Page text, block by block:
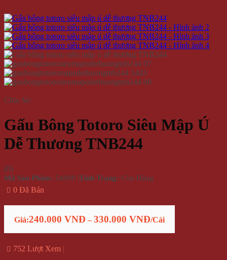
Chia Sẻ:
Gấu Bông Totoro Siêu Mập Ú
Dễ Thương TNB244
(0)
Mã Sản Phẩm: 54898 |Tình Trạng: Còn Hàng
0 Đã Bán
Giá:240.000 VNĐ – 330.000 VNĐ/Cái
752 Lượt Xem